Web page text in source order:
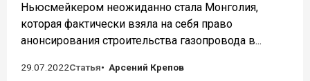
Ньюсмейкером неожиданно стала Монголия,
которая фактически взяла на себя право
анонсирования строительства газопровода в...
29.07.2022Статья
Арсений Крепов